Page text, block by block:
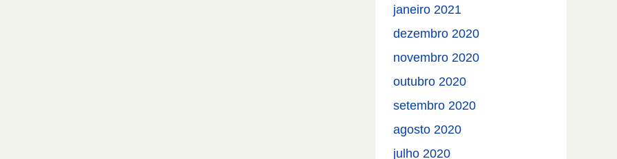
janeiro 2021
dezembro 2020
novembro 2020
outubro 2020
setembro 2020
agosto 2020
julho 2020